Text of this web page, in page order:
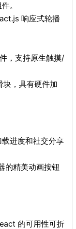
。
响应式轮播
，支持原生触摸/
块，具有硬件加
进度和社交分享
的精美动画按钮
的可用性可折